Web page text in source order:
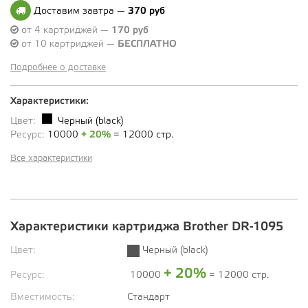
Доставим завтра — 370 руб
от 4 картриджей — 170 руб
от 10 картриджей —
БЕСПЛАТНО
Подробнее о доставке
Характеристики:
Цвет:
Черный (black)
Ресурс: 10000 + 20% = 12000 стр.
Все характеристики
Характеристики картриджа Brother DR-1095
Цвет: Черный (black)
Ресурс: 10000 + 20% = 12000 стр.
Вместимость: Стандарт